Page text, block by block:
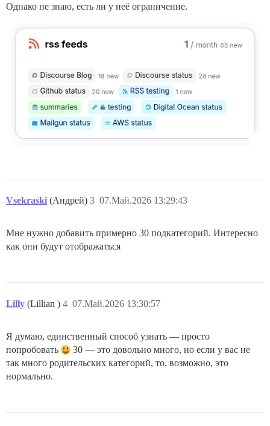
Однако не знаю, есть ли у неё ограничение.
Vsekraski (Андрей) 07.Май.2026 13:29:43
3
Мне нужно добавить примерно 30 подкатегорий. Интересно
как они будут отображаться
Lilly (Lillian ) 07.Май.2026 13:30:57
4
Я думаю, единственный способ узнать — просто
попробовать
30 — это довольно много, но если у вас не
так много родительских категорий, то, возможно, это
нормально.